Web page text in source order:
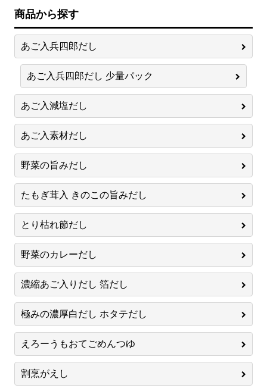
商品から探す
あご入兵四郎だし
あご入兵四郎だし 少量パック
あご入減塩だし
あご入素材だし
野菜の旨みだし
たもぎ茸入 きのこの旨みだし
とり枯れ節だし
野菜のカレーだし
濃縮あご入りだし 箔だし
極みの濃厚白だし ホタテだし
えろーうもおてごめんつゆ
割烹がえし